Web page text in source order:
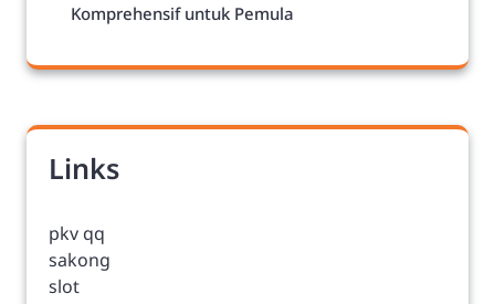
Komprehensif untuk Pemula
Links
pkv qq
sakong
slot